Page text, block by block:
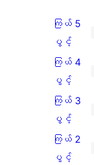
ကြယ်
5
ပွင့်
အဆင့်
သုံးသပ်
ကြယ် 5
ပွင့်
ကြယ်
4
ပွင့်
အဆင့်
သုံးသပ်
ကြယ် 4
ပွင့်
ကြယ်
3
ပွင့်
ကြယ် 3
ပွင့်
ကြယ်
ကြယ် 2
ပွင့်